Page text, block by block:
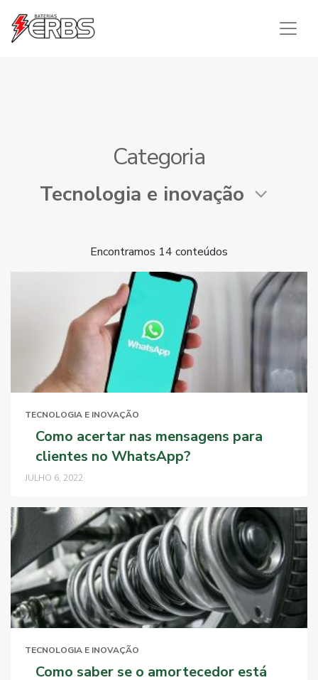
Telefone: +55 47 3359-3300
WhatsApp: +55 47
3359-3300
Categoria
Encontramos 14 conteúdos
TECNOLOGIA E INOVAÇÃO
Como acertar nas mensagens para
clientes no WhatsApp?
JULHO 6, 2022
TECNOLOGIA E INOVAÇÃO
Como saber se o amortecedor está